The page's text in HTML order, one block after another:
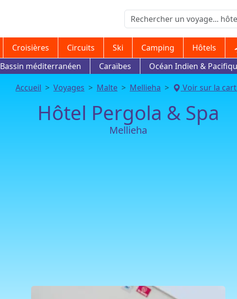
Croisières Circuits Ski Camping
Hôtels
Bassin méditerranéen Caraïbes
Océan Indien &
Accueil
Voyages Malte Mellieha Voir sur la
Hôtel Pergola & Spa
Mellieha